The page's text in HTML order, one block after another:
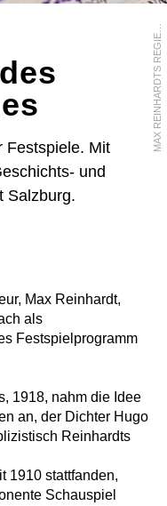
M
E
L
Festspiele. Mit
und
Salzburg.
Max Reinhardt,
als
Festspielprogramm
1918, nahm die Idee
an, der Dichter Hugo
Reinhardts
1910 stattfanden,
Schauspiel